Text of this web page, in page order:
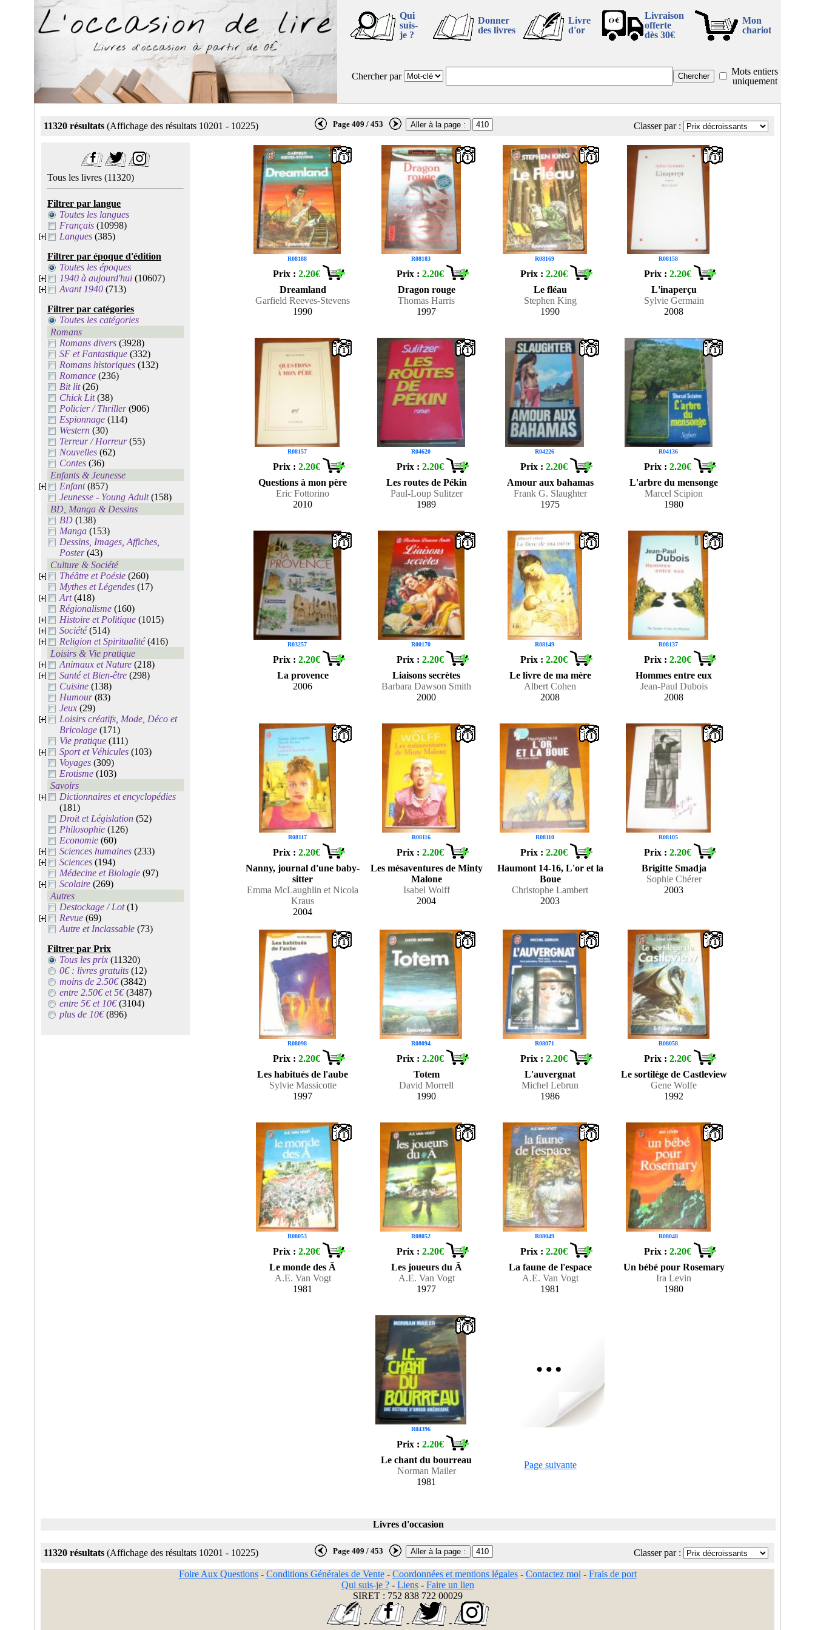
Qui
suis-
je ?
Donner
des livres
Livre
d'or
Livraison
offerte
dès 30€
Mon
chariot
Chercher par
Mots entiers
uniquement
11320 résultats (Affichage des résultats 10201 - 10225) Page 409 / 453 Classer par :
Tous les livres(11320)
Filtrer par langue
Toutes les langues
Français (10998)
Langues (385)
Filtrer par époque d'édition
Toutes les époques
1940 à aujourd'hui (10607)
Avant 1940 (713)
Filtrer par catégories
Toutes les catégories
Romans
Romans divers (3928)
SF et Fantastique (332)
Romans historiques (132)
Romance (236)
Bit lit(26)
Chick Lit(38)
Policier / Thriller(906)
Espionnage (114)
Western (30)
Terreur / Horreur(55)
Nouvelles (62)
Contes (36)
Enfants & Jeunesse
Enfant(857)
Jeunesse - Young Adult(158)
BD, Manga & Dessins
BD (138)
Manga (153)
Dessins, Images, Affiches,
Poster(43)
Culture & Société
Théâtre et Poésie (260)
Mythes et Légendes (17)
Art(418)
Régionalisme (160)
Histoire et Politique (1015)
Société(514)
Religion et Spiritualité(416)
Loisirs & Vie pratique
Animaux et Nature (218)
Santé et Bien-être (298)
Cuisine (138)
Humour(83)
Jeux (29)
Loisirs créatifs, Mode, Déco et
Bricolage (171)
Vie pratique (111)
Sport et Véhicules (103)
Voyages (309)
Erotisme (103)
Savoirs
Dictionnaires et encyclopédies
(181)
Droit et Législation (52)
Philosophie (126)
Economie (60)
Sciences humaines (233)
Sciences (194)
Médecine et Biologie (97)
Scolaire (269)
Autres
Destockage / Lot(1)
Revue (69)
Autre et Inclassable (73)
Filtrer par Prix
Tous les prix(11320)
0€ : livres gratuits (12)
moins de 2.50€(3842)
entre 2.50€ et 5€(3487)
entre 5€ et 10€(3104)
plus de 10€(896)
R08188
1
Prix :2.20€
Dreamland
Garfield Reeves-Stevens
1990
R08183
1
Prix :2.20€
Dragon rouge
Thomas Harris
1997
R08169
1
Prix :2.20€
Le fléau
Stephen King
1990
R08158
1
Prix :2.20€
L'inaperçu
Sylvie Germain
2008
R08157
1
Prix :2.20€
Questions à mon père
Eric Fottorino
2010
R04620
1
Prix :2.20€
Les routes de Pékin
Paul-Loup Sulitzer
1989
R04226
1
Prix :2.20€
Amour aux bahamas
Frank G. Slaughter
1975
R04136
1
Prix :2.20€
L'arbre du mensonge
Marcel Scipion
1980
R03257
1
Prix :2.20€
La provence
2006
R00170
1
Prix :2.20€
Liaisons secrètes
Barbara Dawson Smith
2000
R08149
1
Prix :2.20€
Le livre de ma mère
Albert Cohen
2008
R08137
1
Prix :2.20€
Hommes entre eux
Jean-Paul Dubois
2008
R08117
1
Prix :2.20€
Nanny, journal d'une baby-
sitter
Emma McLaughlin et Nicola
Kraus
2004
R08116
1
Prix :2.20€
Les mésaventures de Minty
Malone
Isabel Wolff
2004
R08110
1
Prix :2.20€
Haumont 14-16, L'or et la
Boue
Christophe Lambert
2003
R08105
1
Prix :2.20€
Brigitte Smadja
Sophie Chérer
2003
R08098
1
Prix :2.20€
Les habitués de l'aube
Sylvie Massicotte
1997
R08094
1
Prix :2.20€
Totem
David Morrell
1990
R08071
1
Prix :2.20€
L'auvergnat
Michel Lebrun
1986
R08058
1
Prix :2.20€
Le sortilège de Castleview
Gene Wolfe
1992
R08053
1
Prix :2.20€
Le monde des Ã
A.E. Van Vogt
1981
R08052
1
Prix :2.20€
Les joueurs du Ã
A.E. Van Vogt
1977
R08049
1
Prix :2.20€
La faune de l'espace
A.E. Van Vogt
1981
R08048
1
Prix :2.20€
Un bébé pour Rosemary
Ira Levin
1980
R04396
1
Prix :2.20€
Le chant du bourreau
Norman Mailer
1981
Page suivante
Livres d'occasion
11320 résultats (Affichage des résultats 10201 - 10225) Page 409 / 453 Classer par :
Foire Aux Questions- Conditions Générales de Vente- Coordonnées et mentions légales- Contactez moi - Frais de port
Qui suis-je ?- Liens- Faire un lien
SIRET : 752 838 722 00029
- - -